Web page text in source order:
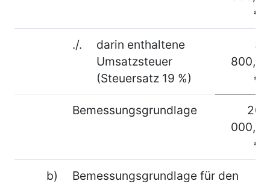
€
./.
darin enthaltene
Umsatzsteuer
(Steuersatz 19 %)
3
800,–
€
Bemessungsgrundlage
20
000,–
€
b)
Bemessungsgrundlage für den